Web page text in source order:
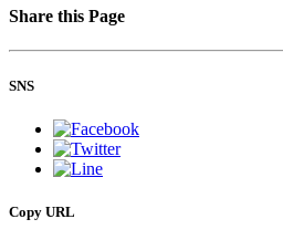
Share this Page
SNS
Copy URL